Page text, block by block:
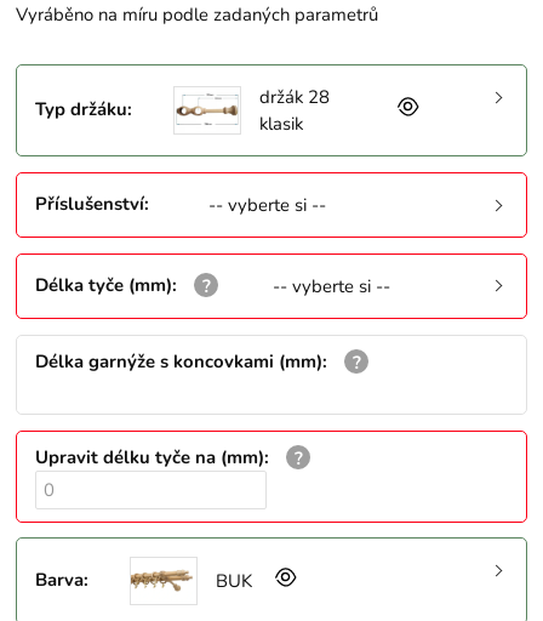
Vyráběno na míru podle zadaných parametrů
Typ držáku:
držák 28
klasik
Příslušenství: -- vyberte si --
Délka tyče (mm): -- vyberte si --
Délka garnýže s koncovkami (mm):
Upravit délku tyče na (mm):
Barva: BUK